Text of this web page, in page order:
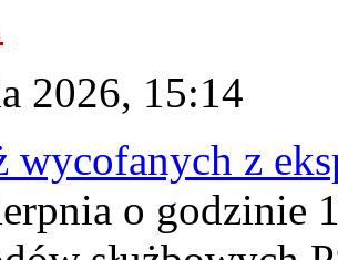
2026, 15:14
wycofanych z
o godzinie